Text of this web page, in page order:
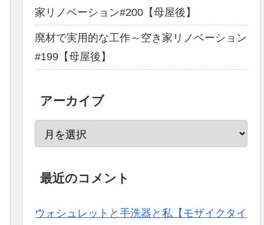
家リノベーション#200【母屋後】
廃材で実用的な工作～空き家リノベーション
#199【母屋後】
アーカイブ
最近のコメント
ウォシュレットと手洗器と私【モザイクタイ